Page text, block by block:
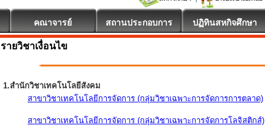
คณาจารย์ สถานประกอบการ ปฏิทินสหกิจศึกษา
รายวิชาเงื่อนไข
1.สำนักวิชาเทคโนโลยีสังคม
สาขาวิชาเทคโนโลยีการจัดการ (กลุ่มวิชาเฉพาะการจัดการการตลาด)
สาขาวิชาเทคโนโลยีการจัดการ (กลุ่มวิชาเฉพาะการจัดการโลจิสติกส์)